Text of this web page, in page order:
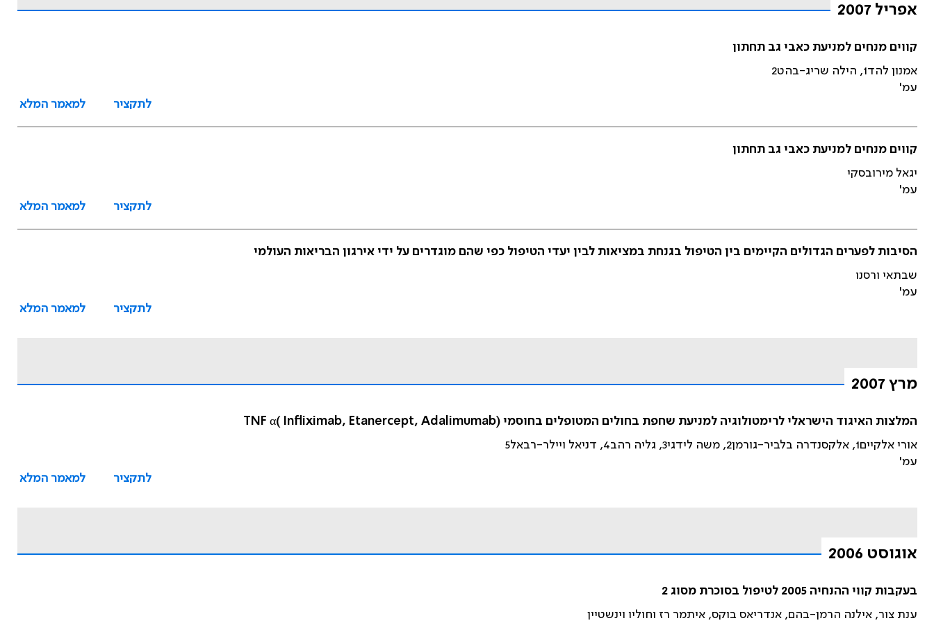
אפריל 2007
קווים מנחים למניעת כאבי גב תחתון
אמנון להד1, הילה שריג-בהט2
עמ'
לתקציר
למאמר המלא
קווים מנחים למניעת כאבי גב תחתון
יגאל מירובסקי
עמ'
לתקציר
למאמר המלא
הסיבות לפערים הגדולים הקיימים בין הטיפול בגנחת במציאות לבין יעדי הטיפול כפי שהם מוגדרים על ידי אירגון הבריאות העולמי
שבתאי ורסנו
עמ'
לתקציר
למאמר המלא
מרץ 2007
המלצות האיגוד הישראלי לרימטולוגיה למניעת שחפת בחולים המטופלים בחוסמי (Infliximab, Etanercept, Adalimumab )TNF α
אורי אלקיים1, אלקסנדרה בלביר-גורמן2, משה לידגי3, גליה רהב4, דניאל ויילר-רבאל5
עמ'
לתקציר
למאמר המלא
אוגוסט 2006
בעקבות קווי ההנחיה 2005 לטיפול בסוכרת מסוג 2
ענת צור, אילנה הרמן-בהם, אנדריאס בוקס, איתמר רז וחוליו וינשטיין